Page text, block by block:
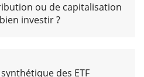
ou de capitalisation
investir ?
des ETF